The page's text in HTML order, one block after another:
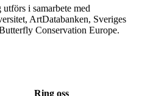
i samarbete med
ArtDatabanken, Sveriges
Conservation Europe.
Ring oss